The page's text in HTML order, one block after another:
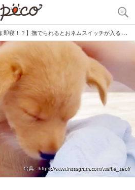
？】撫でられるとおネムスイッチが入るワンコ。だんだん頭が重くな〜る♡
出典 : https://www.instagram.com/waffle_seol/